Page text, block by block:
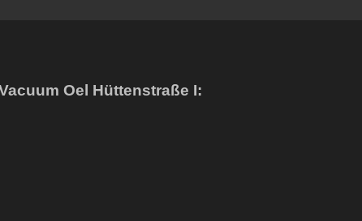
Oel Hüttenstraße I: